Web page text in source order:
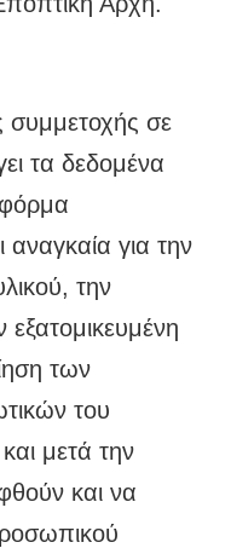
συμμετοχής σε
τα δεδομένα
φόρμα
αναγκαία για την
την
των
του
μετά την
και να